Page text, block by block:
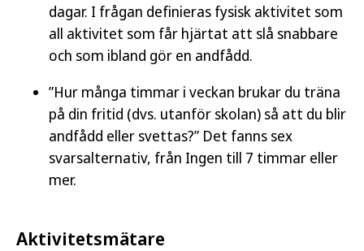
dagar. I frågan definieras fysisk aktivitet som
all aktivitet som får hjärtat att slå snabbare
och som ibland gör en andfådd.
”Hur många timmar i veckan brukar du träna
på din fritid (dvs. utanför skolan) så att du blir
andfådd eller svettas?” Det fanns sex
svarsalternativ, från Ingen till 7 timmar eller
mer.
Aktivitetsmätare